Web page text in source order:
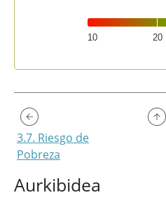
Aurkibidea
10 20
3.7. Riesgo de
Pobreza